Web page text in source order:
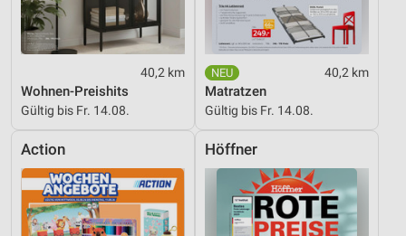
40,2 km
Wohnen-Preishits
Gültig bis Fr. 14.08.
40,2 km
Matratzen
Gültig bis Fr. 14.08.
Action Höffner